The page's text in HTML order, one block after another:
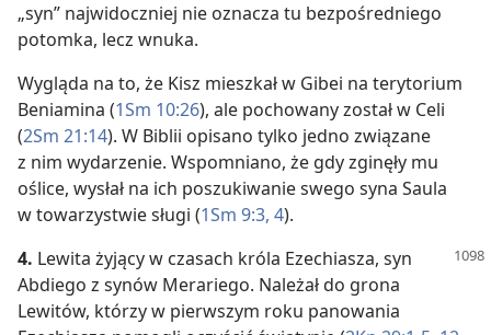
„syn” najwidoczniej nie oznacza tu bezpośredniego
potomka, lecz wnuka.
Wygląda na to, że Kisz mieszkał w Gibei na terytorium
Beniamina (1Sm 10:26), ale pochowany został w Celi
(2Sm 21:14). W Biblii opisano tylko jedno związane
z nim wydarzenie. Wspomniano, że gdy zginęły mu
oślice, wysłał na ich poszukiwanie swego syna Saula
w towarzystwie sługi (1Sm 9:3, 4).
4. Lewita żyjący w czasach króla Ezechiasza, syn
Abdiego z synów Merariego. Należał do grona
Lewitów, którzy w pierwszym roku panowania